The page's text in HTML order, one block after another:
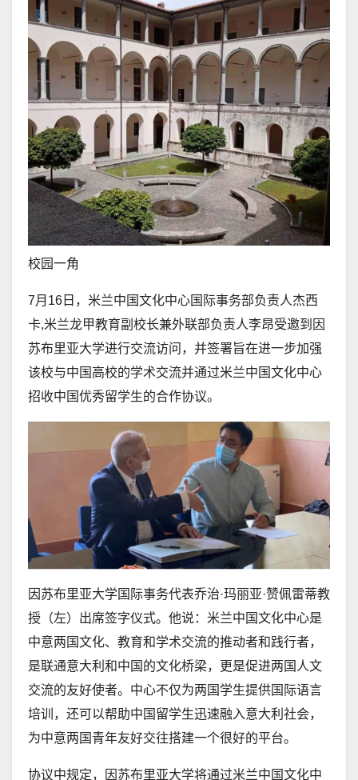
校园一角
7月16日，米兰中国文化中心国际事务部负责人杰西
卡,米兰龙甲教育副校长兼外联部负责人李昂受邀到因
苏布里亚大学进行交流访问，并签署旨在进一步加强
该校与中国高校的学术交流并通过米兰中国文化中心
招收中国优秀留学生的合作协议。
因苏布里亚大学国际事务代表乔治·玛丽亚·赞佩雷蒂教
授（左）出席签字仪式。他说：米兰中国文化中心是
中意两国文化、教育和学术交流的推动者和践行者，
是联通意大利和中国的文化桥梁，更是促进两国人文
交流的友好使者。中心不仅为两国学生提供国际语言
培训，还可以帮助中国留学生迅速融入意大利社会，
为中意两国青年友好交往搭建一个很好的平台。
协议中规定，因苏布里亚大学将通过米兰中国文化中